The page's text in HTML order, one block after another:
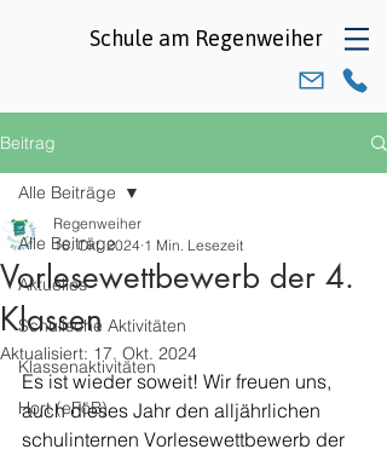
Schule am Regenweiher
Beitrag
Alle Beiträge
Aktuelles
Schulische Aktivitäten
Klassenaktivitäten
Hort (eFöB)
Alle Beiträge
Vorlesewettbewerb der 4.
Klassen
Regenweiher
16. Okt. 2024 1 Min. Lesezeit
Aktualisiert: 17. Okt. 2024
Es ist wieder soweit! Wir freuen uns,
auch dieses Jahr den alljährlichen
schulinternen Vorlesewettbewerb der